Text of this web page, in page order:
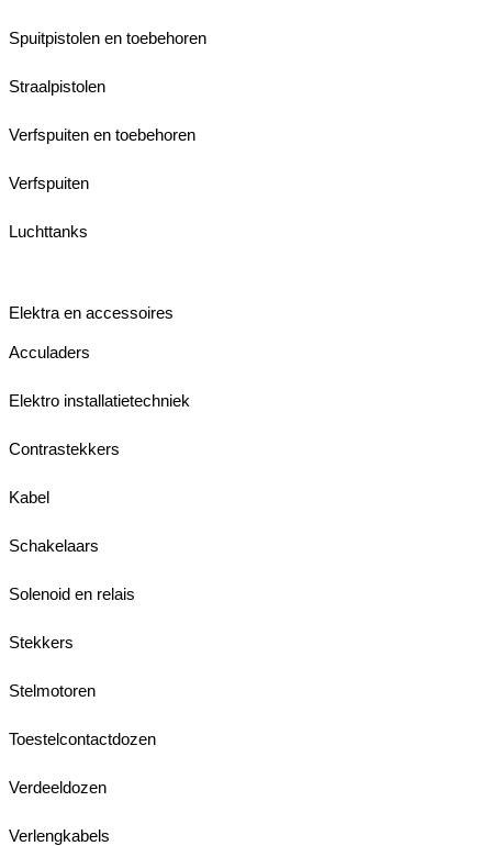
Spuitpistolen en toebehoren
Straalpistolen
Verfspuiten en toebehoren
Verfspuiten
Luchttanks
Elektra en accessoires
Acculaders
Elektro installatietechniek
Contrastekkers
Kabel
Schakelaars
Solenoid en relais
Stekkers
Stelmotoren
Toestelcontactdozen
Verdeeldozen
Verlengkabels